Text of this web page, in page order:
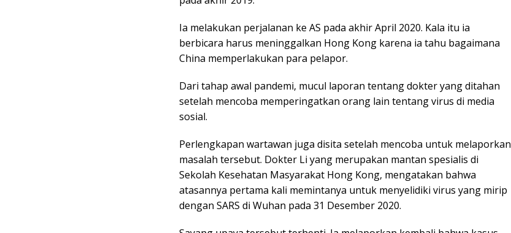
Ia melakukan perjalanan ke AS pada akhir April 2020. Kala itu ia
berbicara harus meninggalkan Hong Kong karena ia tahu bagaimana
China memperlakukan para pelapor.
Dari tahap awal pandemi, mucul laporan tentang dokter yang ditahan
setelah mencoba memperingatkan orang lain tentang virus di media
sosial.
Perlengkapan wartawan juga disita setelah mencoba untuk melaporkan
masalah tersebut. Dokter Li yang merupakan mantan spesialis di
Sekolah Kesehatan Masyarakat Hong Kong, mengatakan bahwa
atasannya pertama kali memintanya untuk menyelidiki virus yang mirip
dengan SARS di Wuhan pada 31 Desember 2020.